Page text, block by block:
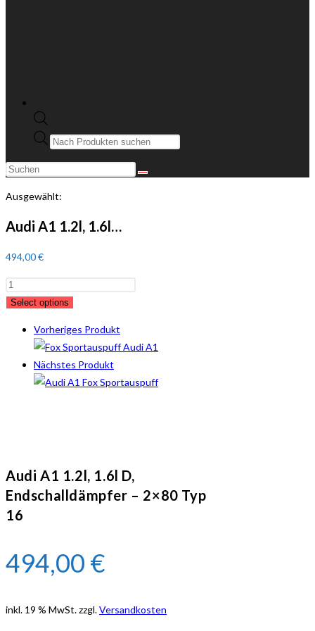
Ausgewählt:
Audi A1 1.2l, 1.6l…
494,00€
Select options
Vorheriges Produkt
Nächstes Produkt
Audi A1 1.2l, 1.6l D,
Endschalldämpfer – 2×80 Typ
16
494,00 €
inkl. 19 % MwSt.zzgl.Versandkosten